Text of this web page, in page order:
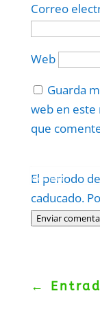
Correo
Web
Guarda
web en este
que
El periodo
caducado.
Enviar
Politica–Términos.
←